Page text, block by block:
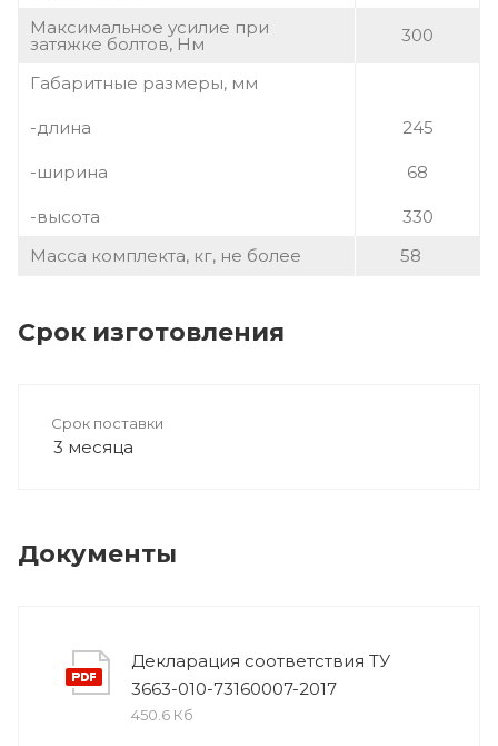
Максимальное усилие при
затяжке болтов, Нм 300
Габаритные размеры, мм
-длина
-ширина
-высота
245
68
330
Масса комплекта, кг, не более
58
Срок изготовления
Срок поставки
3 месяца
Документы
Декларация соответствия ТУ
3663-010-73160007-2017
450.6 Кб